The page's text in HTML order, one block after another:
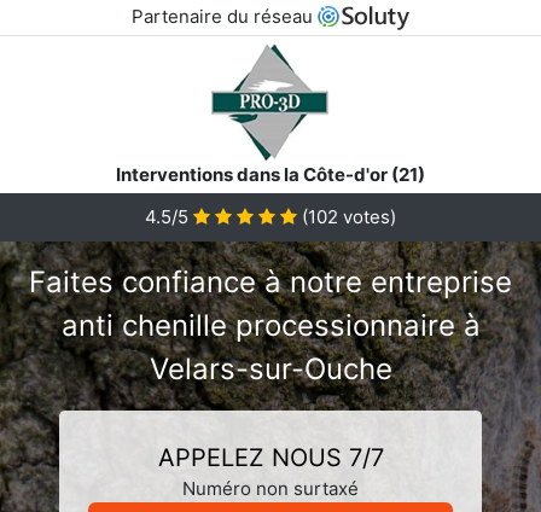
Partenaire du réseau
Interventions dans la Côte-d'or (21)
4.5/5
(102 votes)
Faites confiance à notre entreprise
anti chenille processionnaire à
Velars-sur-Ouche
APPELEZ NOUS 7/7
Numéro non surtaxé